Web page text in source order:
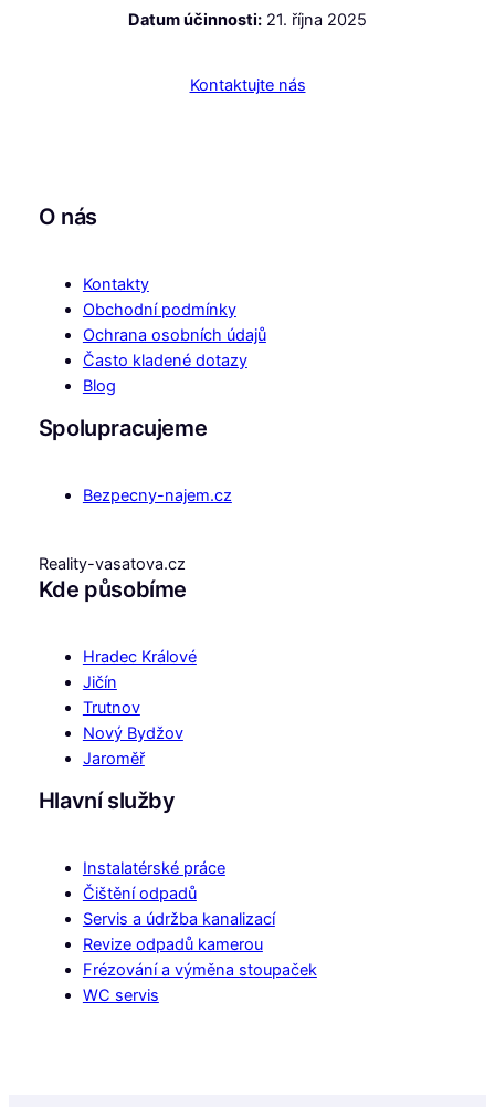
Datum účinnosti: 21. října 2025
Kontaktujte nás
O nás
Kontakty
Obchodní podmínky
Ochrana osobních údajů
Často kladené dotazy
Blog
Spolupracujeme
Bezpecny-najem.cz
Reality-vasatova.cz
Kde působíme
Hradec Králové
Jičín
Trutnov
Nový Bydžov
Jaroměř
Hlavní služby
Instalatérské práce
Čištění odpadů
Servis a údržba kanalizací
Revize odpadů kamerou
Frézování a výměna stoupaček
WC servis